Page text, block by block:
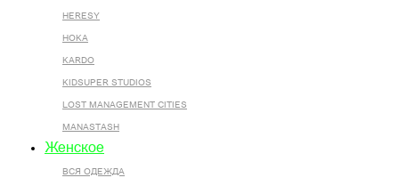
HERESY
HOKA
KARDO
KIDSUPER STUDIOS
LOST MANAGEMENT CITIES
MANASTASH
Женское
ВСЯ ОДЕЖДА